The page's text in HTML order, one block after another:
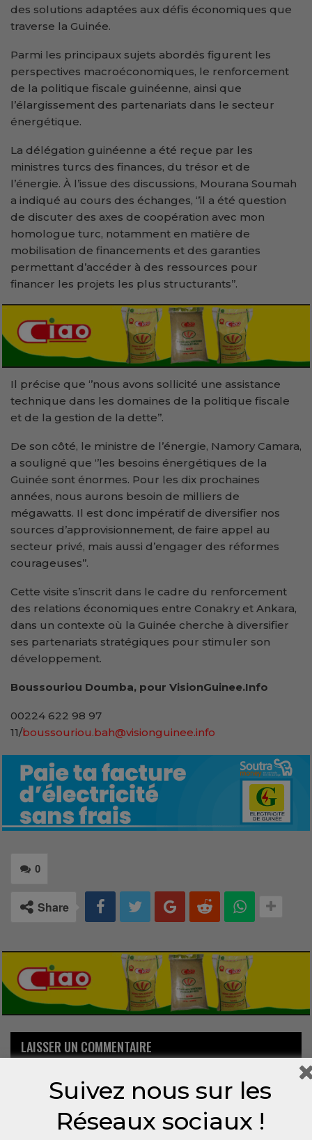
des solutions adaptées aux défis économiques que
traverse la Guinée.
Parmi les principaux sujets abordés figurent les
perspectives macroéconomiques, le renforcement
de la politique fiscale guinéenne, ainsi que
l’élargissement des partenariats dans le secteur
énergétique.
La délégation guinéenne a été reçue par les
ministres turcs des finances, du trésor et de
l’énergie. À l’issue des discussions, Mourana Soumah
a indiqué au cours des échanges, ‘’il a été question
de discuter des axes de coopération avec mon
homologue turc, notamment en matière de
mobilisation de financements et des garanties
permettant d’accéder à des ressources pour
financer les projets les plus structurants’’.
Il précise que ‘’nous avons sollicité une assistance
technique dans les domaines de la politique fiscale
et de la gestion de la dette’’.
De son côté, le ministre de l’énergie, Namory Camara,
a souligné que ‘’les besoins énergétiques de la
Guinée sont énormes. Pour les dix prochaines
années, nous aurons besoin de milliers de
mégawatts. Il est donc impératif de diversifier nos
sources d’approvisionnement, de faire appel au
secteur privé, mais aussi d’engager des réformes
courageuses’’.
Cette visite s’inscrit dans le cadre du renforcement
des relations économiques entre Conakry et Ankara,
dans un contexte où la Guinée cherche à diversifier
ses partenariats stratégiques pour stimuler son
développement.
Boussouriou Doumba, pour VisionGuinee.Info
00224 622 98 97
11/boussouriou.bah@visionguinee.info
0
Share
LAISSER UN COMMENTAIRE
Votre adresse email ne sera pas publiée.
Suivez nous sur les
Réseaux sociaux !